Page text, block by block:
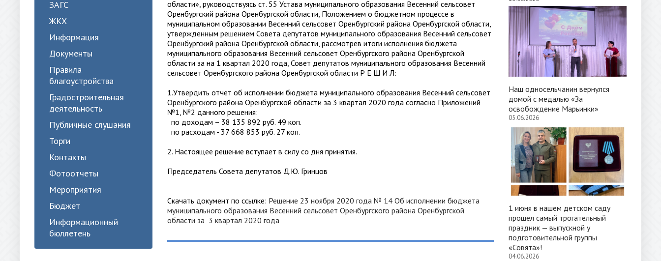
ЗАГС
ЖКХ
Информация
Документы
Правила
благоустройства
Градостроительная
деятельность
Публичные слушания
Торги
Контакты
Фотоотчеты
Мероприятия
Бюджет
Информационный
бюллетень
области», руководствуясь ст. 55 Устава муниципального образования Весенний сельсовет
Оренбургский района Оренбургской области, Положением о бюджетном процессе в
муниципальном образовании Весенний сельсовет Оренбургский района Оренбургской области,
утвержденным решением Совета депутатов муниципального образования Весенний сельсовет
Оренбургский района Оренбургской области, рассмотрев итоги исполнения бюджета
муниципального образования Весенний сельсовет Оренбургского района Оренбургской
области за на 1 квартал 2020 года, Совет депутатов муниципального образования Весенний
сельсовет Оренбургского района Оренбургской области Р Е Ш И Л:
1.Утвердить отчет об исполнении бюджета муниципального образования Весенний сельсовет
Оренбургского района Оренбургской области за 3 квартал 2020 года согласно Приложений
№1, №2 данного решения:
по доходам – 38 135 892 руб. 49 коп.
по расходам - 37 668 853 руб. 27 коп.
2. Настоящее решение вступает в силу со дня принятия.
Председатель Совета депутатов Д.Ю. Гринцов
Скачать документ по ссылке: Решение 23 ноября 2020 года № 14 Об исполнении бюджета
муниципального образования Весенний сельсовет Оренбургского района Оренбургской
области за 3 квартал 2020 года
Наш односельчанин вернулся
домой с медалью «За
освобождение Марьинки»
05.06.2026
1 июня в нашем детском саду
прошел самый трогательный
праздник — выпускной у
подготовительной группы
«Совята»!
04.06.2026